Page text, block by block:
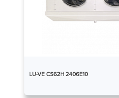
LU-VE CS62H 2406E10